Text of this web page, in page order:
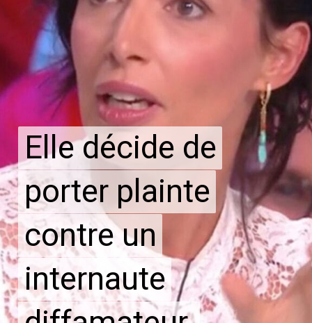
Elle décide de
porter plainte
contre un
internaute
Elle décide de
porter plainte
contre un
internaute